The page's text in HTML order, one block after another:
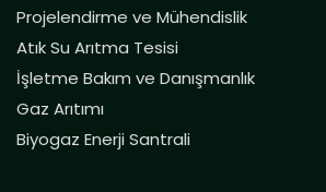
Projelendirme ve Mühendislik
Atık Su Arıtma Tesisi
İşletme Bakım ve Danışmanlık
Gaz Arıtımı
Biyogaz Enerji Santrali